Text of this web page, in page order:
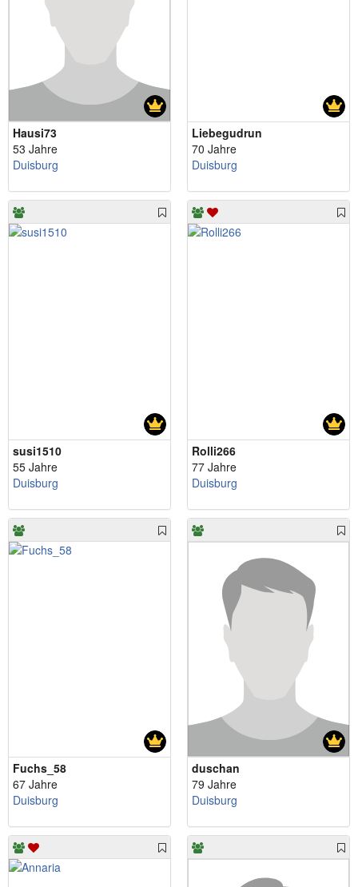
Hausi73
53 Jahre
Duisburg
Liebegudrun
70 Jahre
Duisburg
susi1510
55 Jahre
Duisburg
Rolli266
77 Jahre
Duisburg
Fuchs_58
67 Jahre
Duisburg
duschan
79 Jahre
Duisburg